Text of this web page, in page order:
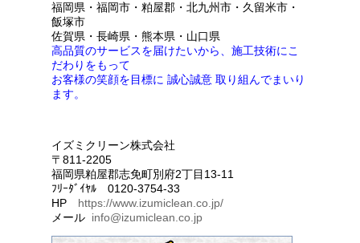
福岡県・福岡市・粕屋郡・北九州市・久留米市・
飯塚市
佐賀県・長崎県・熊本県・山口県
高品質のサービスを届けたいから、施工技術にこ
だわりをもって
お客様の笑顔を目標に 誠心誠意 取り組んでまいり
ます。
イズミクリーン株式会社
〒811-2205
福岡県粕屋郡志免町別府2丁目13-11
ﾌﾘｰﾀﾞｲﾔﾙ 0120-3754-33
HP https://www.izumiclean.co.jp/
メール info@izumiclean.co.jp